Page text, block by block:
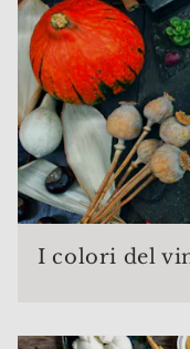
I colori del